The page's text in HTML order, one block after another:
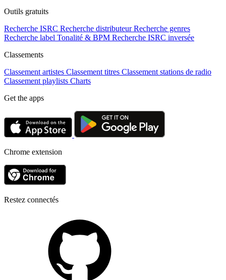
Outils gratuits
Recherche ISRC Recherche distributeur Recherche genres
Recherche label Tonalité & BPM Recherche ISRC inversée
Classements
Classement artistes Classement titres Classement stations de radio
Classement playlists Charts
Get the apps
Chrome extension
Restez connectés